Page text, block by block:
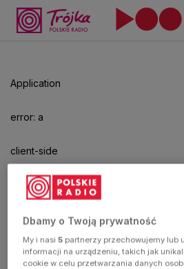
Application
error: a
client-side
exception
has
occurred
Dbamy o Twoją prywatność
My i nasi5 partnerzy przechowujemy lub
informacji na urządzeniu, takich jak
cookie w celu przetwarzania danych